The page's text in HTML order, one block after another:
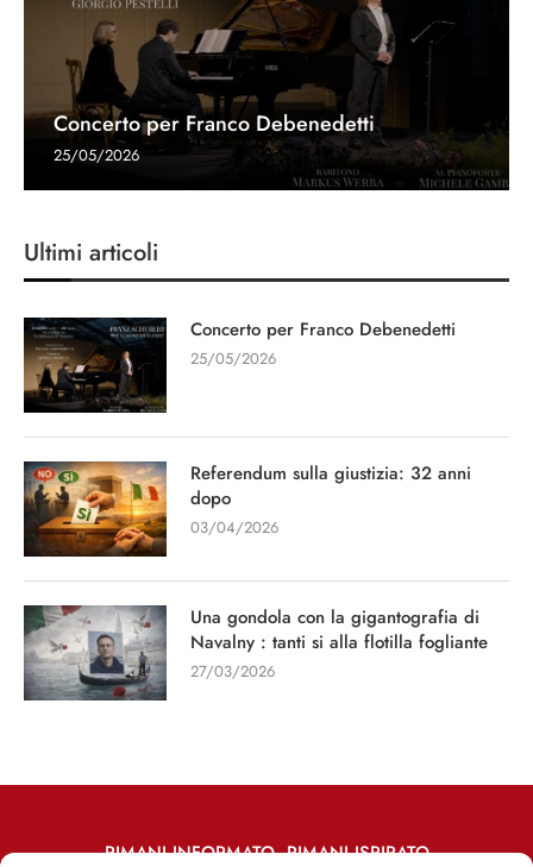
Concerto per Franco Debenedetti
25/05/2026
Ultimi articoli
Concerto per Franco Debenedetti
25/05/2026
Referendum sulla giustizia: 32 anni
dopo
03/04/2026
Una gondola con la gigantografia di
Navalny : tanti si alla flotilla fogliante
27/03/2026
RIMANI INFORMATO, RIMANI ISPIRATO